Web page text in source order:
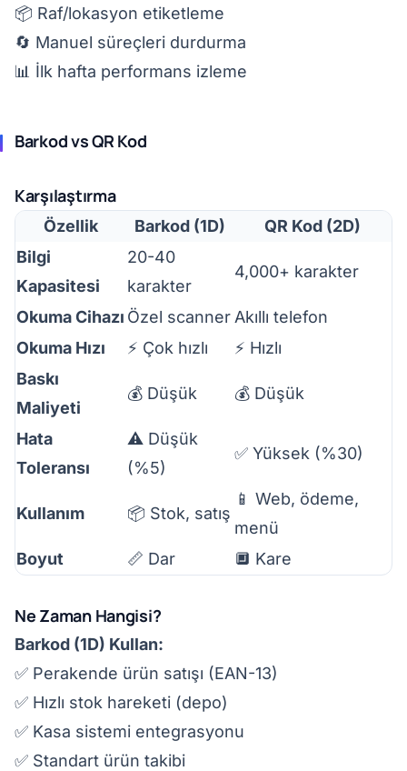
📦 Raf/lokasyon etiketleme
🔄 Manuel süreçleri durdurma
📊 İlk hafta performans izleme
Barkod vs QR Kod
Karşılaştırma
Özellik Barkod (1D)
QR Kod (2D)
Bilgi
Kapasitesi
20-40
karakter
4,000+ karakter
Okuma Cihazı Özel scanner Akıllı telefon
Okuma Hızı
⚡ Çok hızlı
⚡ Hızlı
Baskı
Maliyeti
💰 Düşük 💰 Düşük
Hata
Toleransı
⚠️ Düşük
(%5)
✅ Yüksek (%30)
Kullanım 📦 Stok, satış
📱 Web, ödeme,
menü
Boyut
📏 Dar 🔲 Kare
Ne Zaman Hangisi?
Barkod (1D) Kullan:
✅ Perakende ürün satışı (EAN-13)
✅ Hızlı stok hareketi (depo)
✅ Kasa sistemi entegrasyonu
✅ Standart ürün takibi